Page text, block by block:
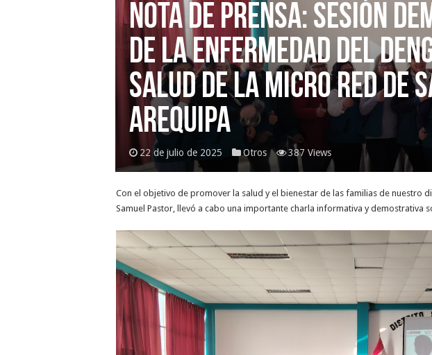
NOTA DE PRENSA:
de la enfermedad del
salud de la Micro Red de
Arequipa
22 de julio de 2025 Otros 387 Views
Con el objetivo de promover la salud y el bienestar de las familias de nuestro
Samuel Pastor, llevó a cabo una importante charla informativa y demostrativa